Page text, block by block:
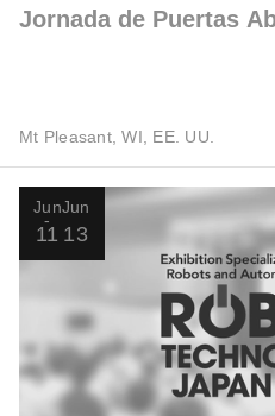
Jornada de Puertas
Mt Pleasant, WI, EE. UU.
Jun
11
Jun
13